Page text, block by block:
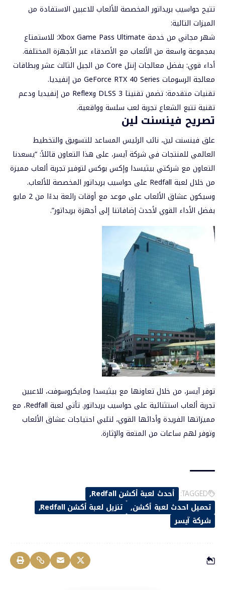
تتيح حواسيب بريداتور المخصصة للألعاب للاعبين الاستفادة من
الميزات التالية:
شهر مجاني من خدمة Xbox Game Pass Ultimate: للاستمتاع
بمجموعة واسعة من الألعاب مع الأصدقاء عبر الأجهزة المختلفة.
أداء قوي: بفضل معالجات إنتل Core من الجيل الثالث عشر وبطاقات
معالجة الرسومات GeForce RTX 40 Series من إنفيديا.
تقنيات متقدمة: تضمن تقنيتا DLSS 3 وReflex من إنفيديا ودعم
تقنية تتبع الشعاع تجربة لعب سلسة وواقعية.
تصريح فينسنت لين
علق فينسنت لين، نائب الرئيس المساعد للتسويق والتخطيط
العالمي للمنتجات في شركة آيسر، على هذا التعاون قائلاً: “يسعدنا
التعاون مع شركتي بيثيسدا وإكس بوكس لتوفير تجربة ألعاب مميزة
من خلال لعبة Redfall على حواسيب بريداتور المخصصة للألعاب.
وسيكون عشاق الألعاب على موعد مع أوقات رائعة بدءًا من 2 مايو
بفضل الأداء القوي لأحدث إضافاتنا إلى أجهزة بريداتور”.
توفر آيسر، من خلال تعاونها مع بيثيسدا ومايكروسوفت، للاعبين
تجربة ألعاب استثنائية على حواسيب بريداتور. تأتي لعبة Redfall، مع
مميزاتها الفريدة وأدائها القوي، لتلبي احتياجات عشاق الألعاب
وتوفر لهم ساعات من المتعة والإثارة.
TAGGED: أحدث لعبة أكشن Redfall
تحميل احدث لعبة أكشن
تنزيل لعبة أكشن Redfall
شركة آيسر